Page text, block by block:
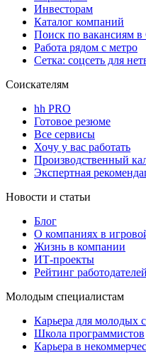
Инвесторам
Каталог компаний
Поиск по вакансиям в
Работа рядом с метро
Сетка: соцсеть для
Соискателям
hh PRO
Готовое резюме
Все сервисы
Хочу у вас работать
Производственный
Экспертная
Новости и статьи
Блог
О компаниях в
Жизнь в компании
ИТ-проекты
Рейтинг
Молодым специалистам
Карьера для молодых
Школа программистов
Карьера в